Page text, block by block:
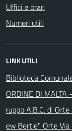
Uffici e orari
Numeri utili
LINK UTILI
Biblioteca
ORDINE DI MALTA
ruppo A.B.C. di
ew Bertie" Orte